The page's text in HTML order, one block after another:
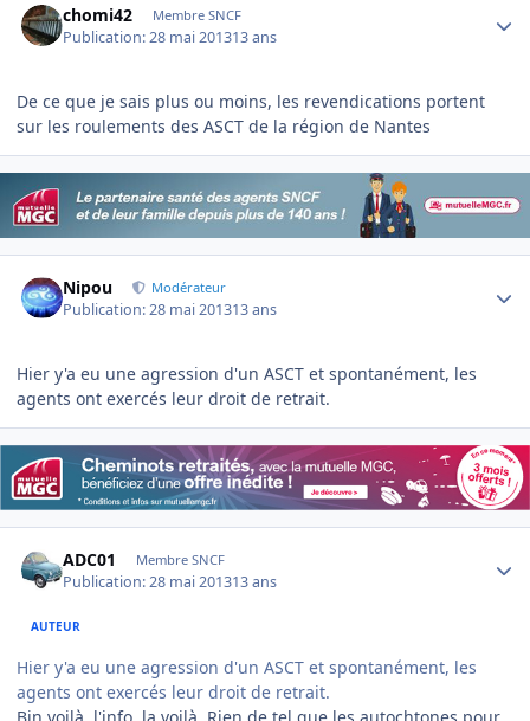
chomi42 Membre SNCF
Publication:28 mai 201313 ans
De ce que je sais plus ou moins, les revendications portent
sur les roulements des ASCT de la région de Nantes
Nipou Modérateur
Publication:28 mai 201313 ans
Hier y'a eu une agression d'un ASCT et spontanément, les
agents ont exercés leur droit de retrait.
ADC01 Membre SNCF
Publication:28 mai 201313 ans
AUTEUR
Hier y'a eu une agression d'un ASCT et spontanément, les
agents ont exercés leur droit de retrait.
Bin voilà, l'info, la voilà, Rien de tel que les autochtones pour